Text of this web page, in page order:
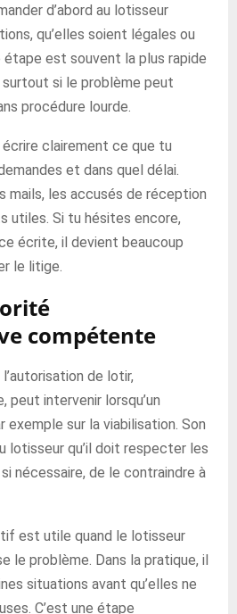
d’abord au lotisseur
qu’elles soient légales ou
est souvent la plus rapide
si le problème peut
procédure lourde.
clairement ce que tu
et dans quel délai.
mails, les accusés de réception
utiles. Si tu hésites encore,
écrite, il devient beaucoup
le litige.
compétente
de lotir,
peut intervenir lorsqu’un
exemple sur la viabilisation. Son
lotisseur qu’il doit respecter les
nécessaire, de le contraindre à
est utile quand le lotisseur
le problème. Dans la pratique, il
situations avant qu’elles ne
C’est une étape